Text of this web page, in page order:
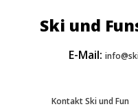
Ski und
E-Mail:
Kontakt Ski und Fun